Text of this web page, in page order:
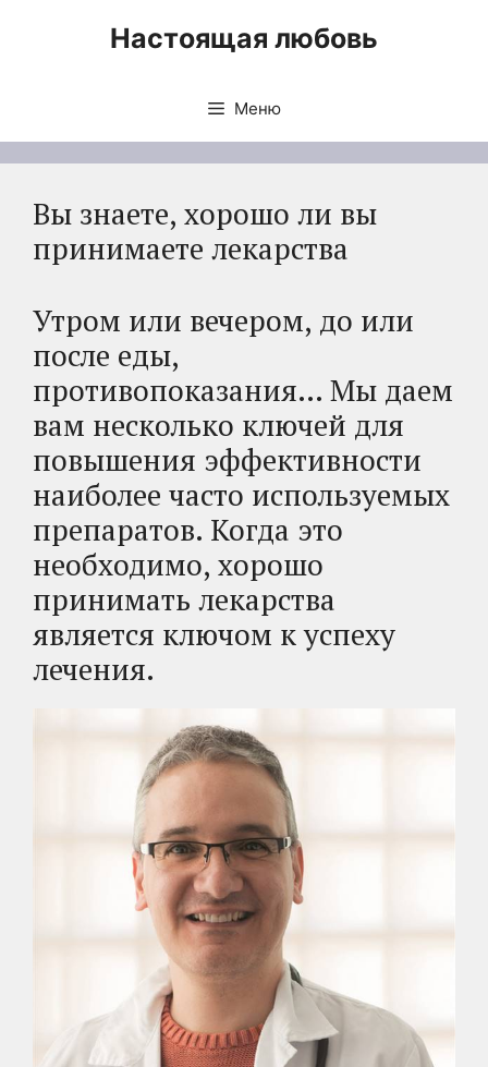
Настоящая любовь
Меню
Вы знаете, хорошо ли вы
принимаете лекарства
Утром или вечером, до или
после еды,
противопоказания… Мы даем
вам несколько ключей для
повышения эффективности
наиболее часто используемых
препаратов. Когда это
необходимо, хорошо
принимать лекарства
является ключом к успеху
лечения.